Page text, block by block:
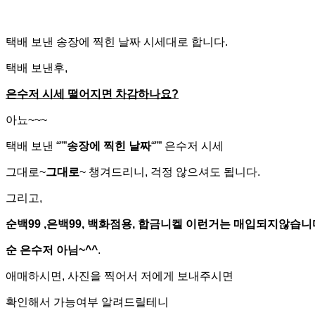
택배 보낸 송장에 찍힌 날짜 시세대로 합니다.
택배 보낸후,
은수저 시세 떨어지면 차감하나요?
아뇨~~~
택배 보낸 “””송장에 찍힌 날짜“”” 은수저 시세
그대로~그대로~ 챙겨드리니, 걱정 않으셔도 됩니다.
그리고,
순백99 ,은백99, 백화점용, 합금니켈 이런거는 매입되지않습
순 은수저 아님~^^.
애매하시면, 사진을 찍어서 저에게 보내주시면
확인해서 가능여부 알려드릴테니